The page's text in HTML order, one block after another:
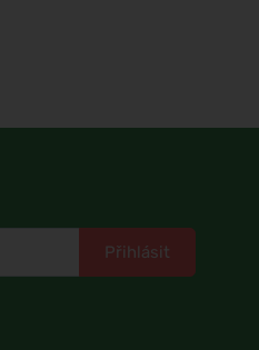
Přihlásit